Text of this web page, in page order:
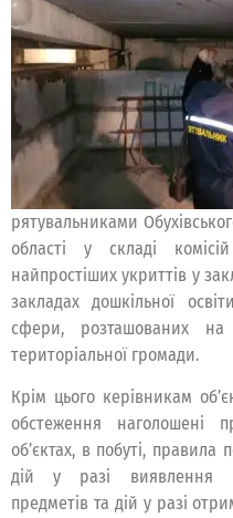
рятувальниками
області у складі
найпростіших укриттів у
закладах дошкільної
сфери, розташованих на
територіальної громади.
Крім цього керівникам
обстеження наголошені
об’єктах, в побуті,
дій у разі виявлення
предметів та дій у разі